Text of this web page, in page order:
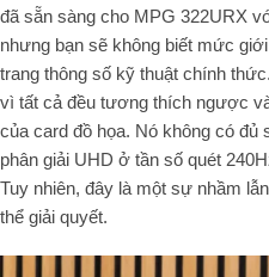
đã sẵn sàng cho MPG 322URX
nhưng bạn sẽ không biết mức
trang thông số kỹ thuật chính
vì tất cả đều tương thích ngược
của card đồ họa. Nó không có đủ
phân giải UHD ở tần số quét
Tuy nhiên, đây là một sự nhầm
thể giải quyết.